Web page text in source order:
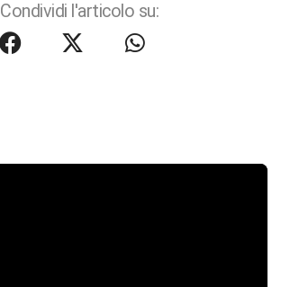
Condividi l'articolo su: